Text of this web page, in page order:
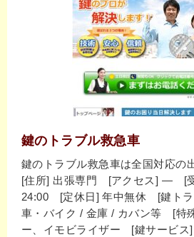
鍵のトラブル救急車
鍵のトラブル救急車は全国対応の
[住所] 出張専門 [アクセス] ― [受
24:00 [定休日] 年中無休 [鍵ト
車・バイク / 金庫 / カバン等 [特
ー、イモビライザー [鍵サービ